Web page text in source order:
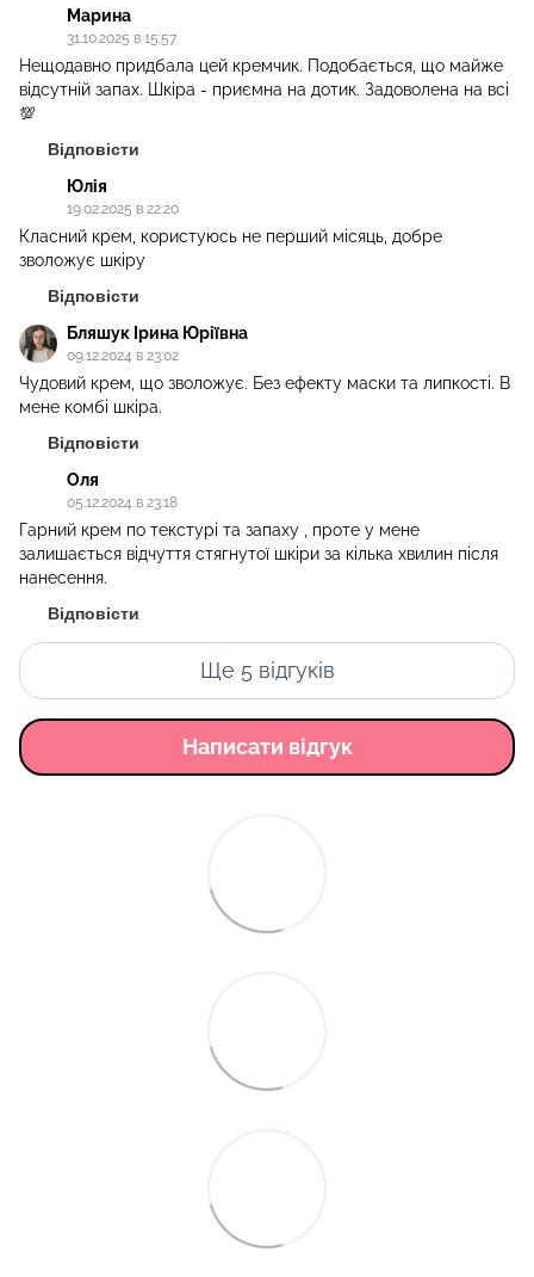
Марина
31.10.2025 в 15:57
Нещодавно придбала цей кремчик. Подобається, що майже
відсутній запах. Шкіра - приємна на дотик. Задоволена на всі
💯
Відповісти
Юлія
19.02.2025 в 22:20
Класний крем, користуюсь не перший місяць, добре
зволожує шкіру
Відповісти
Бляшук Ірина Юріївна
09.12.2024 в 23:02
Чудовий крем, що зволожує. Без ефекту маски та липкості. В
мене комбі шкіра.
Відповісти
Оля
05.12.2024 в 23:18
Гарний крем по текстурі та запаху , проте у мене
залишається відчуття стягнутої шкіри за кілька хвилин після
нанесення.
Відповісти
Ще 5 відгуків
Написати відгук